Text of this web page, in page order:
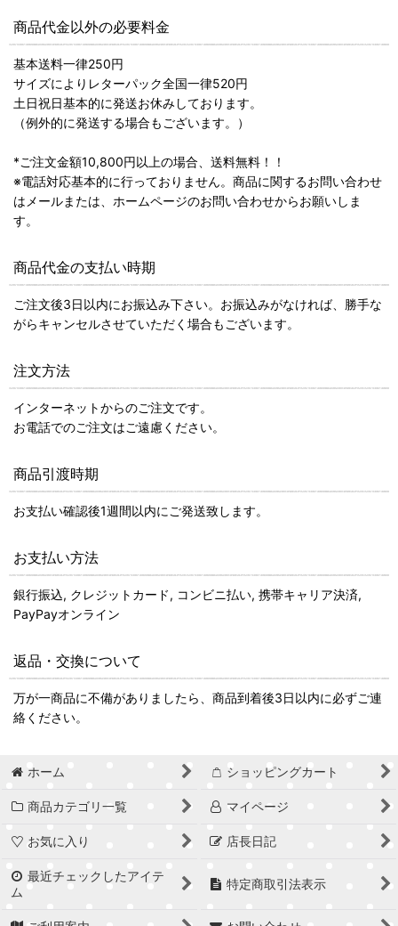
商品代金以外の必要料金
基本送料一律250円
サイズによりレターパック全国一律520円
土日祝日基本的に発送お休みしております。
（例外的に発送する場合もございます。）
*ご注文金額10,800円以上の場合、送料無料！！
※電話対応基本的に行っておりません。商品に関するお問い合わせ
はメールまたは、ホームページのお問い合わせからお願いしま
す。
商品代金の支払い時期
ご注文後3日以内にお振込み下さい。お振込みがなければ、勝手な
がらキャンセルさせていただく場合もございます。
注文方法
インターネットからのご注文です。
お電話でのご注文はご遠慮ください。
商品引渡時期
お支払い確認後1週間以内にご発送致します。
お支払い方法
銀行振込, クレジットカード, コンビニ払い, 携帯キャリア決済,
PayPayオンライン
返品・交換について
万が一商品に不備がありましたら、商品到着後3日以内に必ずご連
絡ください。
ホーム ショッピングカート
商品カテゴリ一覧 マイページ
お気に入り 店長日記
最近チェックしたアイテ
ム
特定商取引法表示